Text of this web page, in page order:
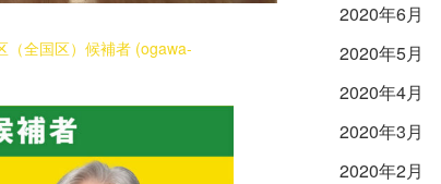
（全国区）候補者 (ogawa-
2020年6月
2020年5月
2020年4月
2020年3月
2020年2月